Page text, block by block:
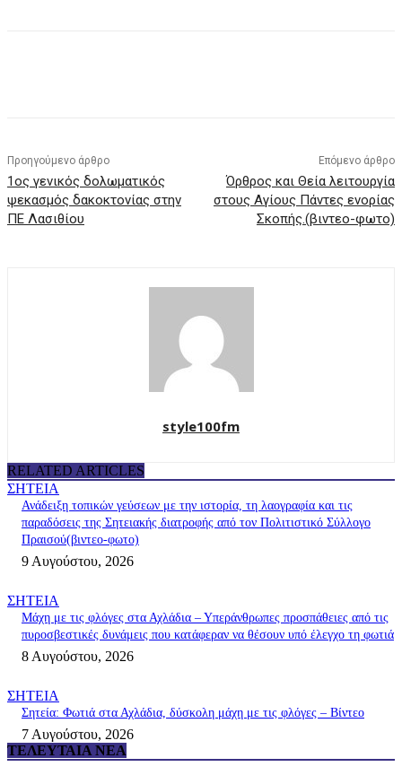
Προηγούμενο άρθρο
1ος γενικός δολωματικός
ψεκασμός δακοκτονίας στην
ΠΕ Λασιθίου
Επόμενο άρθρο
Όρθρος και Θεία λειτουργία
στους Αγίους Πάντες ενορίας
Σκοπής.(βιντεο-φωτο)
style100fm
RELATED ARTICLES
ΣΗΤΕΙΑ
Ανάδειξη τοπικών γεύσεων με την ιστορία, τη λαογραφία και τις
παραδόσεις της Σητειακής διατροφής από τον Πολιτιστικό Σύλλογο
Πραισού(βιντεο-φωτο)
9 Αυγούστου, 2026
ΣΗΤΕΙΑ
Μάχη με τις φλόγες στα Αχλάδια – Υπεράνθρωπες προσπάθειες από τις
πυροσβεστικές δυνάμεις που κατάφεραν να θέσουν υπό έλεγχο τη φωτιά
8 Αυγούστου, 2026
ΣΗΤΕΙΑ
Σητεία: Φωτιά στα Αχλάδια, δύσκολη μάχη με τις φλόγες – Βίντεο
7 Αυγούστου, 2026
ΤΕΛΕΥΤΑΊΑ ΝΈΑ